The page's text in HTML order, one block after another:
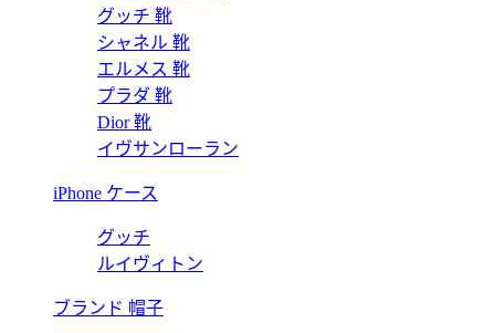
グッチ 靴
シャネル 靴
エルメス 靴
プラダ 靴
Dior 靴
イヴサンローラン
iPhone ケース
グッチ
ルイヴィトン
ブランド 帽子